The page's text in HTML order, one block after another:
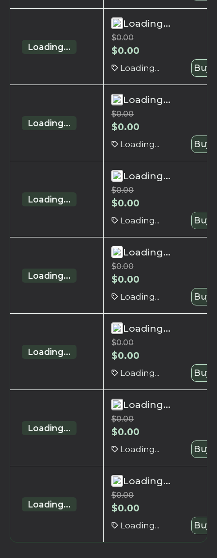
Loading...
Loading...
$0.00
$0.00
Loading... Buy
Loading...
Loading...
$0.00
$0.00
Loading... Buy
Loading...
Loading...
$0.00
$0.00
Loading... Buy
Loading...
Loading...
$0.00
$0.00
Loading... Buy
Loading...
Loading...
$0.00
$0.00
Loading... Buy
Loading...
Loading...
$0.00
$0.00
Loading... Buy
Loading...
Loading...
$0.00
$0.00
Loading... Buy